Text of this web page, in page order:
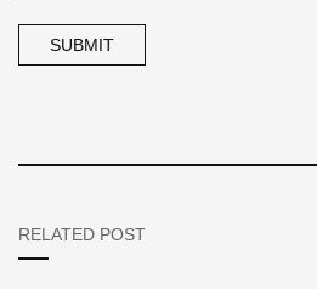
RELATED POST